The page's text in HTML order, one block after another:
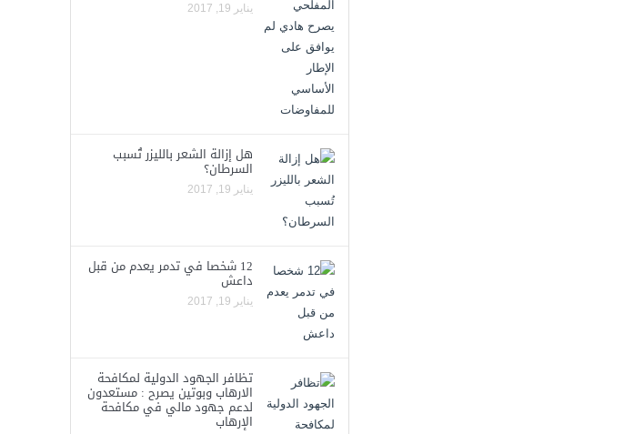
يناير 19, 2017
هل إزالة الشعر بالليزر تُسبب
السرطان؟
يناير 19, 2017
12 شخصا في تدمر يعدم من قبل
داعش
يناير 19, 2017
تظافر الجهود الدولية لمكافحة
الارهاب وبوتين يصرح : مستعدون
لدعم جهود مالي في مكافحة
الإرهاب